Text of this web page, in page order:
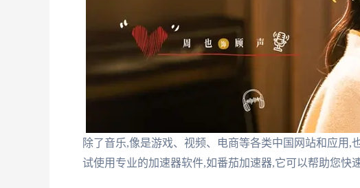
除了音乐,像是游戏、视频、电商等各类中国网站和应用,
试使用专业的加速器软件,如番茄加速器,它可以帮助您快